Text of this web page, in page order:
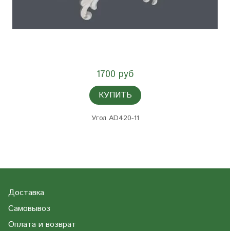
1700 руб
КУПИТЬ
Угол AD420-11
Доставка
Самовывоз
Оплата и возврат